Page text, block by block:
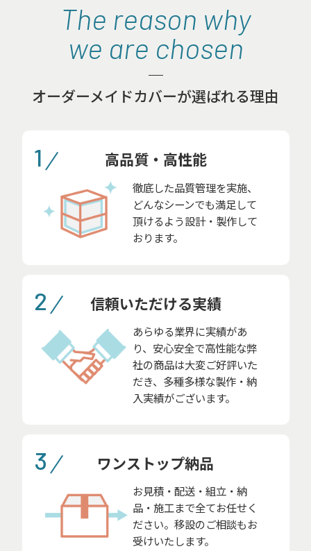
The reason why
we are chosen
オーダーメイドカバーが選ばれる理由
1 高品質・高性能
徹底した品質管理を実施、
どんなシーンでも満足して
頂けるよう設計・製作して
おります。
2 信頼いただける実績
あらゆる業界に実績があ
り、安心安全で高性能な弊
社の商品は大変ご好評いた
だき、多種多様な製作・納
入実績がございます。
3 ワンストップ納品
お見積・配送・組立・納
品・施工まで全てお任せく
ださい。移設のご相談もお
受けいたします。